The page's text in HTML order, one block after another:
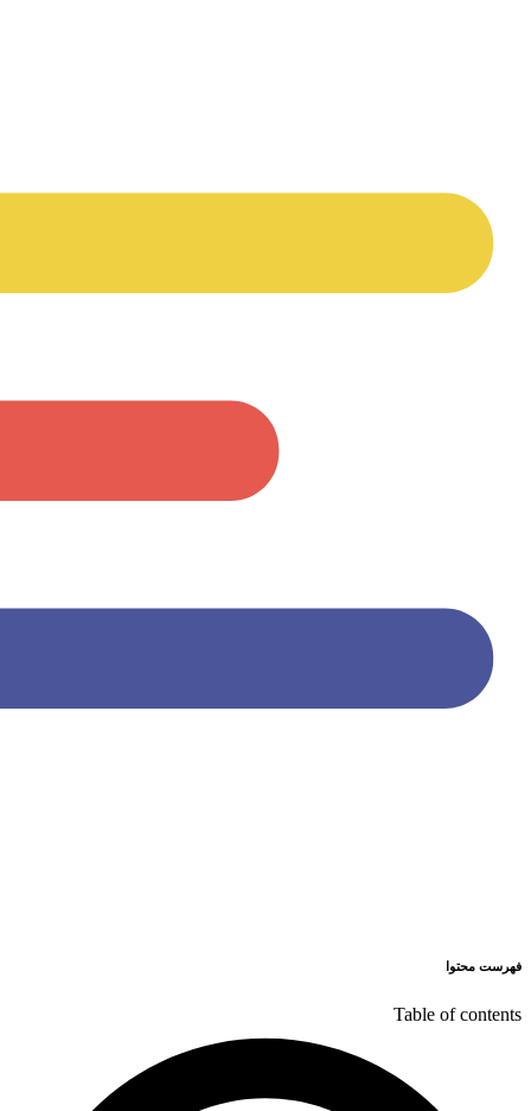
فهرست محتوا
Table of contents